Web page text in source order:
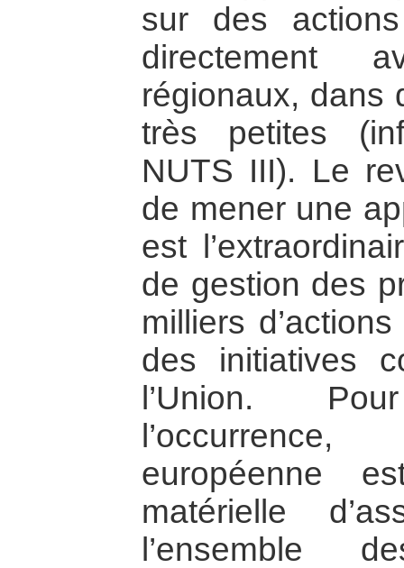
sur des
directement
régionaux, dans
très petites
NUTS III). Le
de mener une
est
de gestion des
milliers
des initiatives
l’Union.
européenne
matérielle